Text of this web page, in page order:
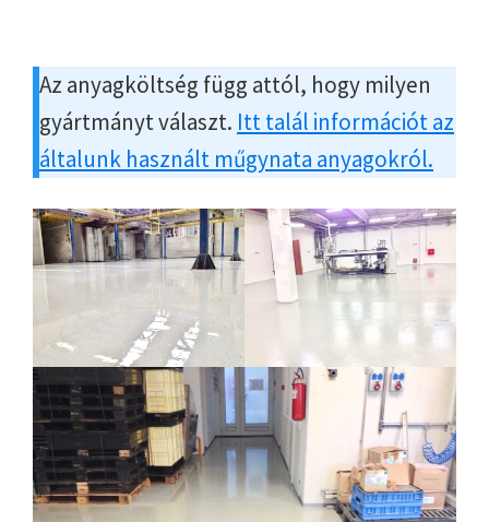
Az anyagköltség függ attól, hogy milyen
gyártmányt választ. Itt talál információt az
általunk használt műgynata anyagokról.